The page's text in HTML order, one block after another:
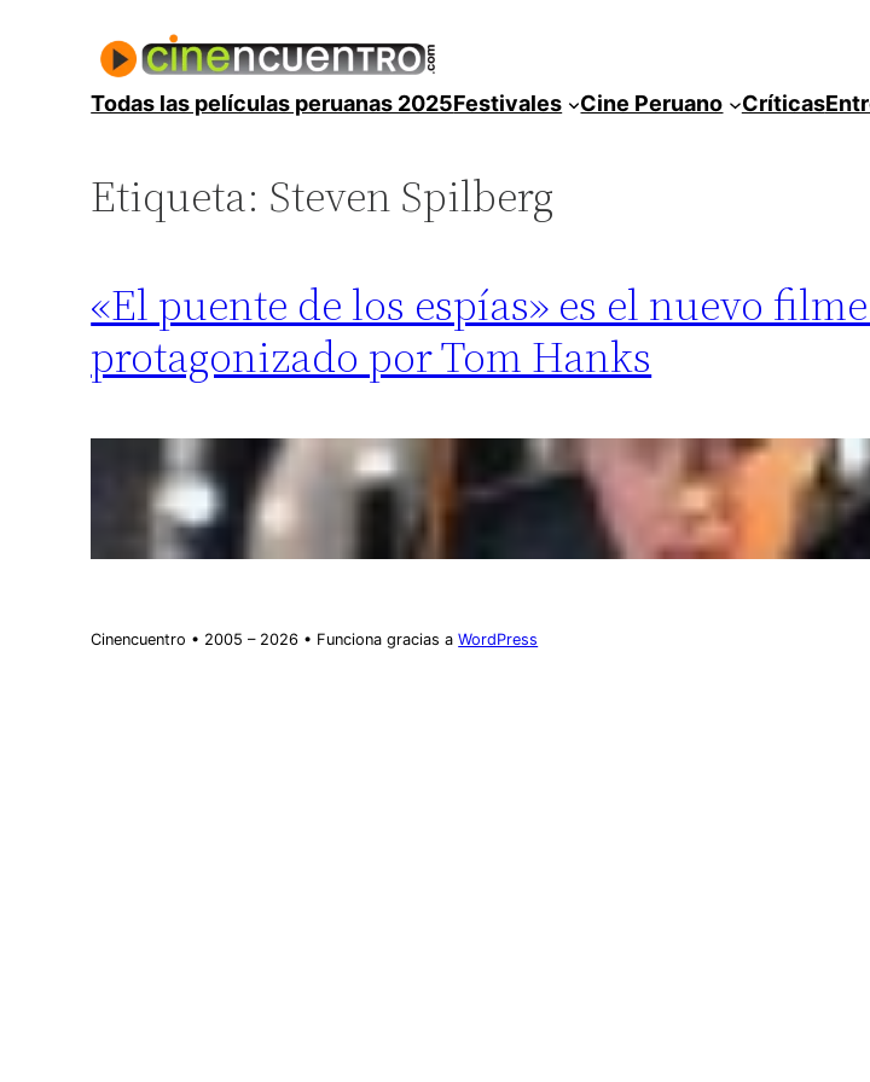
contenidoTodas las películas peruanas 2025Festivales Cine Peruano Críticas
Etiqueta: Steven Spilberg
«El puente de los espías» es el nuevo
protagonizado por Tom Hanks
Cinencuentro • 2005 – 2026 • Funciona gracias aWordPress